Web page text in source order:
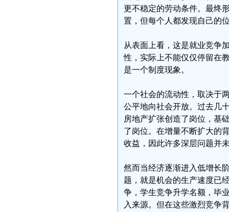
更不稳定的劳动条件。最终
置，但每个人都发现自己的
从表面上看，这是就业竞争
性，实际上不能仅仅停留在
是一个制度现象。
一个社会的流动性，取决于
公平地向社会开放。过去几
房地产扩张创造了岗位，基
了岗位。在增量不断扩大的
收益，因此许多深层问题并
然而当经济逐渐进入低增长
题，就是机会的生产速度已
争，学生竞争升学名额，毕
入来源。但在这些激烈竞争